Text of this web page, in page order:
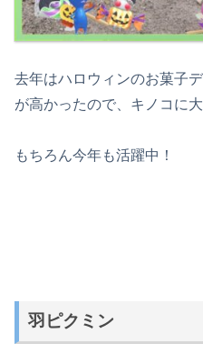
去年はハロウィンのお菓子
が高かったので、キノコに
もちろん今年も活躍中！
羽ピクミン